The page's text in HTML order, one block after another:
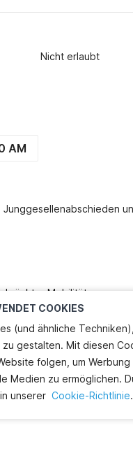
COOKIES
(und ähnliche
gestalten. Mit diesen
folgen, um
Medien zu ermöglichen.
unserer Cookie-Richtlinie.
Nicht erlaubt
AM
Mobilität.
Wir helfen Ihnen
uns. Weniger als 60